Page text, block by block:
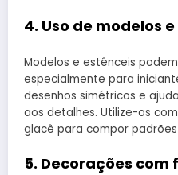
4. Uso de modelos
Modelos e estênceis
especialmente para
desenhos simétricos e
aos detalhes. Utilize-os
glacê para compor
5. Decorações com